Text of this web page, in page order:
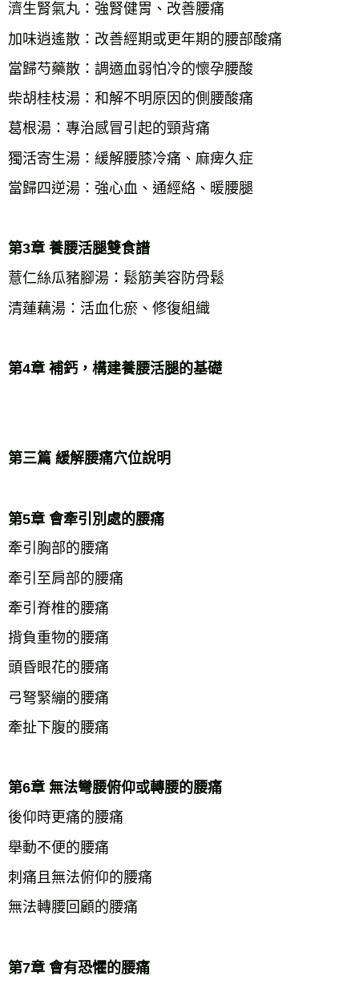
濟生腎氣丸：強腎健胃、改善腰痛
加味逍遙散：改善經期或更年期的腰部酸痛
當歸芍藥散：調適血弱怕冷的懷孕腰酸
柴胡桂枝湯：和解不明原因的側腰酸痛
葛根湯：專治感冒引起的頸背痛
獨活寄生湯：緩解腰膝冷痛、麻痺久症
當歸四逆湯：強心血、通經絡、暖腰腿
第3章 養腰活腿雙食譜
薏仁絲瓜豬腳湯：鬆筋美容防骨鬆
清蓮藕湯：活血化瘀、修復組織
第4章 補鈣，構建養腰活腿的基礎
第三篇 緩解腰痛穴位說明
第5章 會牽引別處的腰痛
牽引胸部的腰痛
牽引至肩部的腰痛
牽引脊椎的腰痛
揹負重物的腰痛
頭昏眼花的腰痛
弓弩緊繃的腰痛
牽扯下腹的腰痛
第6章 無法彎腰俯仰或轉腰的腰痛
後仰時更痛的腰痛
舉動不便的腰痛
刺痛且無法俯仰的腰痛
無法轉腰回顧的腰痛
第7章 會有恐懼的腰痛